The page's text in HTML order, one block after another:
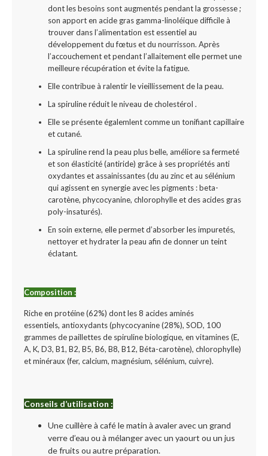
dont les besoins sont augmentés pendant la grossesse ;
son apport en acide gras gamma-linoléique difficile à
trouver dans l’alimentation est essentiel au
développement du fœtus et du nourrisson. Après
l’accouchement et pendant l’allaitement elle permet une
meilleure récupération et évite la fatigue.
Elle contribue à ralentir le vieillissement de la peau.
La spiruline réduit le niveau de cholestérol .
Elle se présente égalemlent comme un tonifiant capillaire
et cutané.
La spiruline rend la peau plus belle, améliore sa fermeté
et son élasticité (antiride) grâce à ses propriétés anti
oxydantes et assainissantes (du au zinc et au sélénium
qui agissent en synergie avec les pigments : beta-
carotène, phycocyanine, chlorophylle et des acides gras
poly-insaturés).
En soin externe, elle permet d’absorber les impuretés,
nettoyer et hydrater la peau afin de donner un teint
éclatant.
Composition :
Riche en protéine (62%) dont les 8 acides aminés
essentiels, antioxydants (phycocyanine (28%), SOD, 100
grammes de paillettes de spiruline biologique, en vitamines (E,
A, K, D3, B1, B2, B5, B6, B8, B12, Béta-carotène), chlorophylle)
et minéraux (fer, calcium, magnésium, sélénium, cuivre).
Conseils d’utilisation :
Une cuillère à café le matin à avaler avec un grand
verre d’eau ou à mélanger avec un yaourt ou un jus
de fruits ou autre préparation.